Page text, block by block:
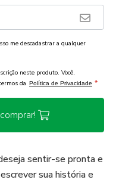
me descadastrar a qualquer
neste produto. Você,
da Política de Privacidade *
sentir-se pronta e
sua história e